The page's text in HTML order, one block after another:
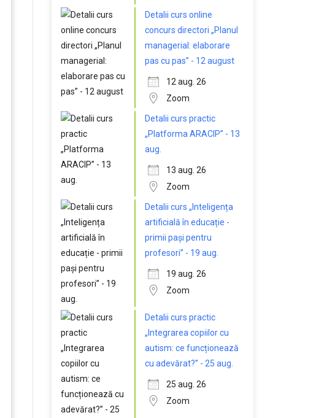
Detalii curs online
concurs directori „Planul
managerial: elaborare
pas cu pas” - 12 august
12 aug. 26
Zoom
Detalii curs practic
„Platforma ARACIP” - 13
aug.
13 aug. 26
Zoom
Detalii curs „Inteligența
artificială în educație -
primii pași pentru
profesori” - 19 aug.
19 aug. 26
Zoom
Detalii curs practic
„Integrarea copiilor cu
autism: ce funcționează
cu adevărat?” - 25 aug.
25 aug. 26
Zoom